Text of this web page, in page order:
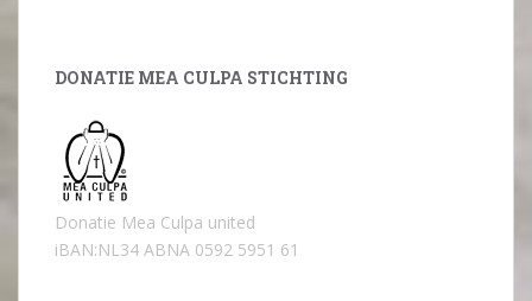
DONATIE MEA CULPA STICHTING
Donatie Mea Culpa united
iBAN:NL34 ABNA 0592 5951 61